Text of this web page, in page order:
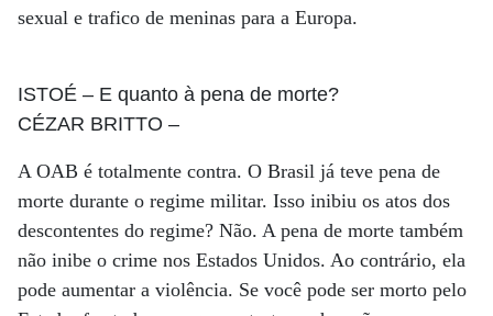
sexual e trafico de meninas para a Europa.
ISTOÉ – E quanto à pena de morte?
CÉZAR BRITTO –
A OAB é totalmente contra. O Brasil já teve pena de
morte durante o regime militar. Isso inibiu os atos dos
descontentes do regime? Não. A pena de morte também
não inibe o crime nos Estados Unidos. Ao contrário, ela
pode aumentar a violência. Se você pode ser morto pelo